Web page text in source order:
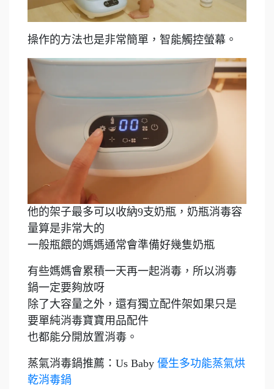
操作的方法也是非常簡單，智能觸控螢幕。
他的架子最多可以收納9支奶瓶，奶瓶消毒容
量算是非常大的
一般瓶餵的媽媽通常會準備好幾隻奶瓶
有些媽媽會累積一天再一起消毒，所以消毒
鍋一定要夠放呀
除了大容量之外，還有獨立配件架如果只是
要單純消毒寶寶用品配件
也都能分開放置消毒。
蒸氣消毒鍋推薦：Us Baby 優生多功能蒸氣烘
乾消毒鍋